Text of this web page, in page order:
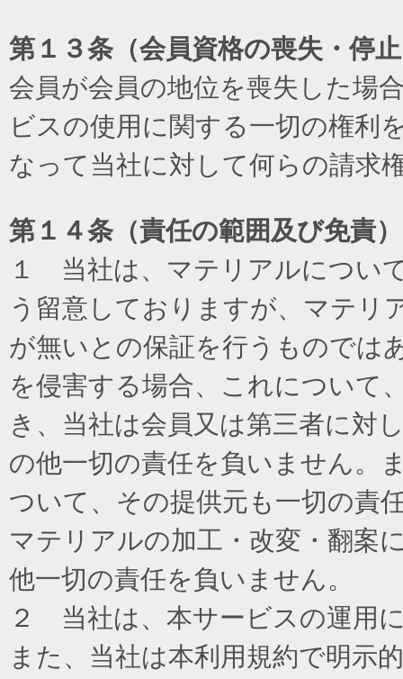
第１３条（会員資格の喪失・停
会員が会員の地位を喪失した場
ビスの使用に関する一切の権利
なって当社に対して何らの請求
第１４条（責任の範囲及び免責）
１ 当社は、マテリアルについ
う留意しておりますが、マテリ
が無いとの保証を行うものでは
を侵害する場合、これについて
き、当社は会員又は第三者に対
の他一切の責任を負いません。
ついて、その提供元も一切の責
マテリアルの加工・改変・翻案
他一切の責任を負いません。
２ 当社は、本サービスの運用
また、当社は本利用規約で明示